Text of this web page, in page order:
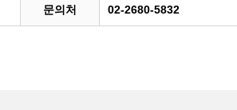
문의처 02-2680-5832